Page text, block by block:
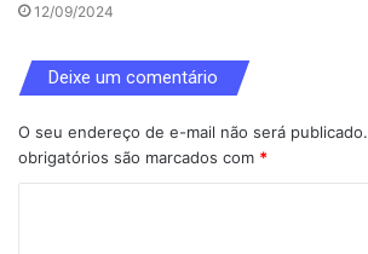
12/09/2024
Deixe um comentário
O seu endereço de e-mail não será publicado.
obrigatórios são marcados com *